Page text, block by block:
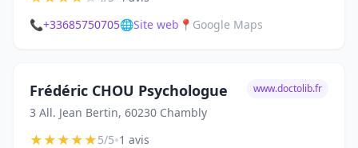
📞+33685750705🌐Site web 📍 Google Maps
Frédéric CHOU Psychologue
3 All. Jean Bertin, 60230 Chambly
www.doctolib.fr
★★★★★5/5•1 avis